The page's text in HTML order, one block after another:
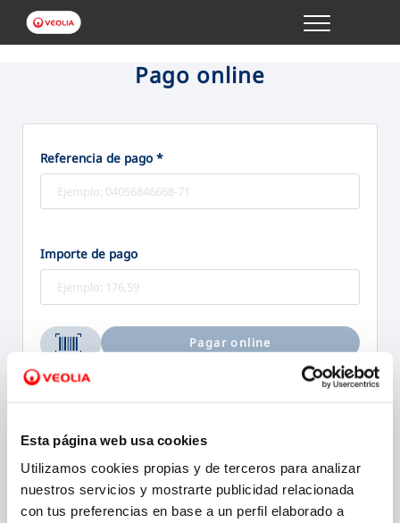
Esta página web usa cookies
Utilizamos cookies propias y de terceros para analizar
nuestros servicios y mostrarte publicidad relacionada
con tus preferencias en base a un perfil elaborado a
Menu
GESTIONES ONLINE
TU SERVICIO
VER TODAS LAS GESTIONES
TU AGUA
VER TODAS LAS GESTIONES
CONÓCENOS
VER TODAS LAS GESTIONES
Pago online
Referencia de pago *
Importe de pago
Pagar online